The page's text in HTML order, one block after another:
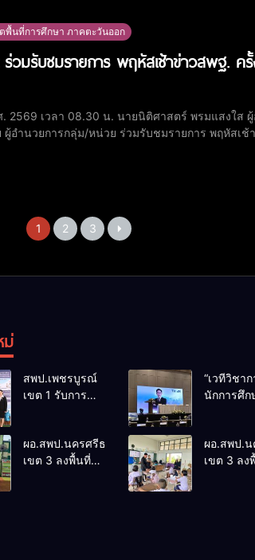
พื้นที่การศึกษา ภาคตะวันออก
ร่วมรับชมรายการ พฤหัสเช้าข่าวสพฐ. ครั้
2569 เวลา 08.30 น. นายนิติศาสตร์ พรมแสงใส
ผู้อำนวยการกลุ่ม/หน่วย ร่วมรับชมรายการ พฤหัสเ
1 2 3
ม่
สพป.เพชรบูรณ์
เขต 1 รับการ
ประจักษ์ คัดเลือก
“ก.ต.ป.น.
“เวทีวิชา
นักการศึก
Thailand
ผอ.สพป.นครศรีธรรมราช
เขต 3 ลงพื้นที่
ผอ.สพป.น
เขต 3 ลง